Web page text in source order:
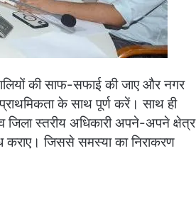
की साफ-सफाई की जाए और नगर
के साथ पूर्ण करें। साथ ही
जिला स्तरीय अधिकारी अपने-अपने क्षेत्र
कराए। जिससे समस्या का निराकरण